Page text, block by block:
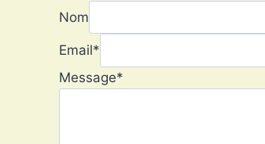
Nom
Email*
Message*